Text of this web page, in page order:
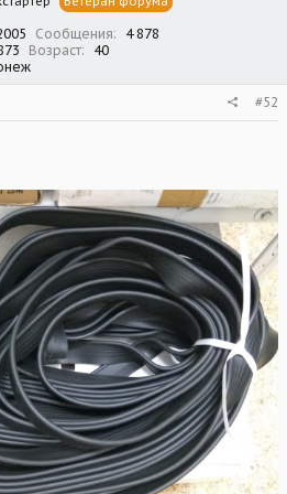
Сообщения
4 878
Возраст
40
#52